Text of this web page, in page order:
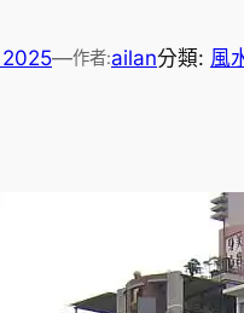
—作者:ailan分類: 風